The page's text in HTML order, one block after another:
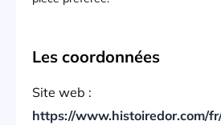
Les coordonnées
Site web :
https://www.histoiredor.com/